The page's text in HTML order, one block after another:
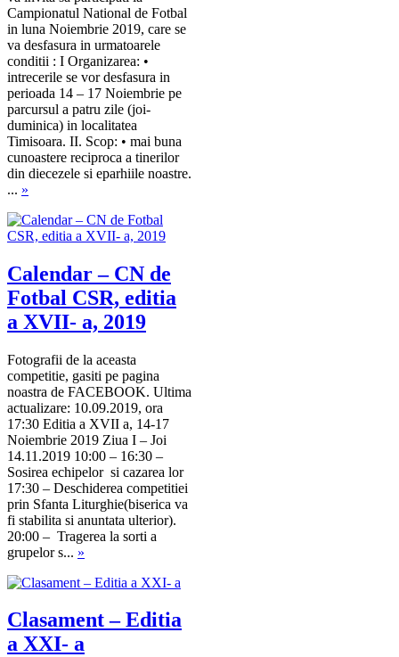
Campionatul National de Fotbal
in luna Noiembrie 2019, care se
va desfasura in urmatoarele
conditii : I Organizarea: •
intrecerile se vor desfasura in
perioada 14 – 17 Noiembrie pe
parcursul a patru zile (joi-
duminica) in localitatea
Timisoara. II. Scop: • mai buna
cunoastere reciproca a tinerilor
din diecezele si eparhiile noastre.
... »
Calendar – CN de
Fotbal CSR, editia
a XVII- a, 2019
Fotografii de la aceasta
competitie, gasiti pe pagina
noastra de FACEBOOK. Ultima
actualizare: 10.09.2019, ora
17:30 Editia a XVII a, 14-17
Noiembrie 2019 Ziua I – Joi
14.11.2019 10:00 – 16:30 –
Sosirea echipelor si cazarea lor
17:30 – Deschiderea competitiei
prin Sfanta Liturghie(biserica va
fi stabilita si anuntata ulterior).
20:00 – Tragerea la sorti a
grupelor s... »
Clasament – Editia
a XXI- a